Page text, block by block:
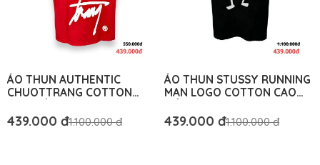
ÁO THUN AUTHENTIC
CHUOTTRANG COTTON
AUTHENTIC
439.000 đ1.100.000 đ
ÁO THUN STUSSY RUNNING
MAN LOGO COTTON CAO
AUTHENTIC
439.000 đ1.100.000 đ